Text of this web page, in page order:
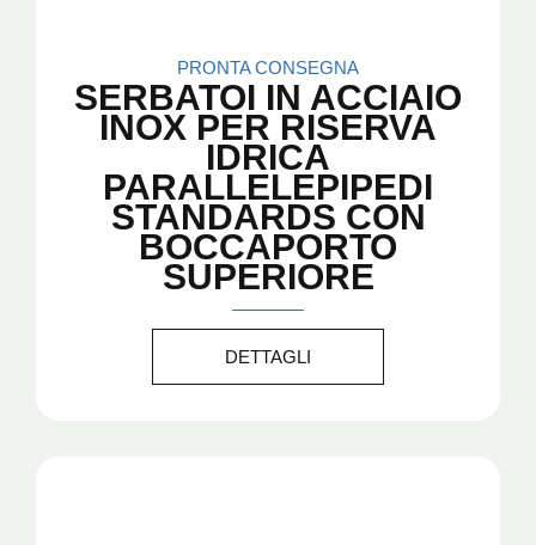
PRONTA CONSEGNA
SERBATOI IN ACCIAIO
INOX PER RISERVA
IDRICA
PARALLELEPIPEDI
STANDARDS CON
BOCCAPORTO
SUPERIORE
DETTAGLI